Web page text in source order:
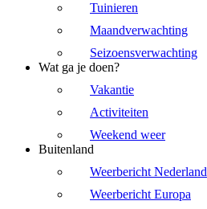
Tuinieren
Maandverwachting
Seizoensverwachting
Wat ga je doen?
Vakantie
Activiteiten
Weekend weer
Buitenland
Weerbericht Nederland
Weerbericht Europa